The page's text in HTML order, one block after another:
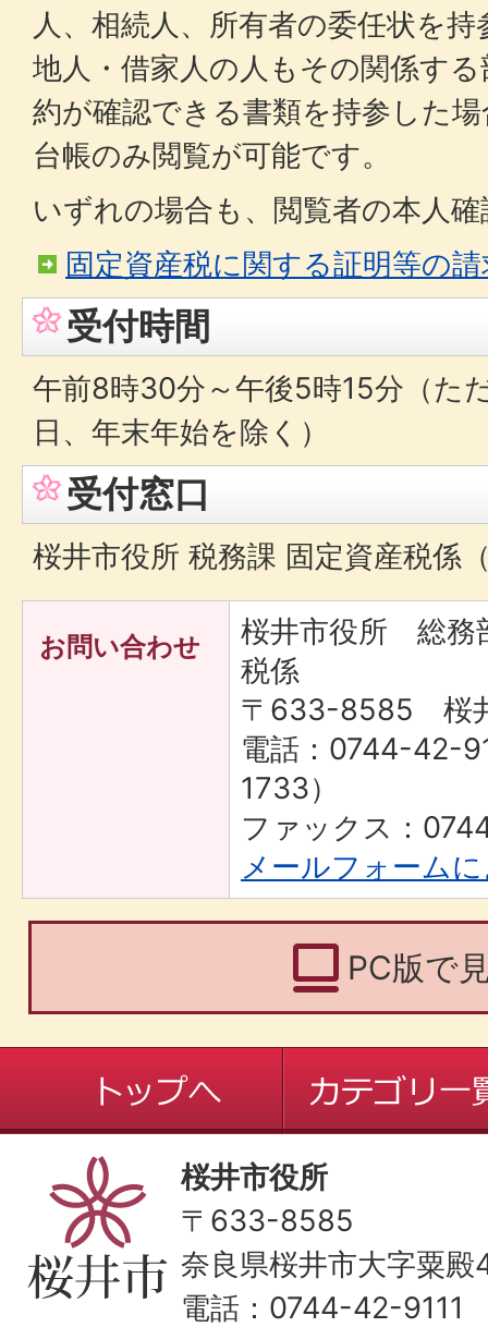
人、相続人、所有者の委任状を
地人・借家人の人もその関係す
約が確認できる書類を持参した
台帳のみ閲覧が可能です。
いずれの場合も、閲覧者の本人
固定資産税に関する証明等の
受付時間
午前8時30分～午後5時15分（た
日、年末年始を除く）
受付窓口
桜井市役所 税務課 固定資産税係
お問い合わせ
桜井市役所 総
税係
〒633-8585 桜
電話：0744-42-
1733）
ファックス：
メールフォーム
PC版で
桜井市役所
〒633-8585
奈良県桜井市大字粟
電話：0744-42-9111